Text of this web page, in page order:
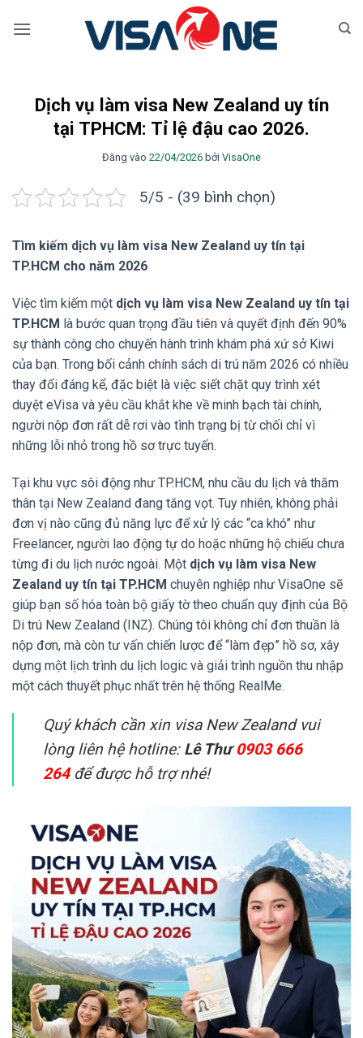
qua
Dịch vụ làm visa New Zealand uy tín
tại TPHCM: Tỉ lệ đậu cao 2026.
Đăng vào 22/04/2026 bởi VisaOne
5/5 - (39 bình chọn)
Tìm kiếm dịch vụ làm visa New Zealand uy tín tại
TP.HCM cho năm 2026
Việc tìm kiếm một dịch vụ làm visa New Zealand uy tín tại
TP.HCM là bước quan trọng đầu tiên và quyết định đến 90%
sự thành công cho chuyến hành trình khám phá xứ sở Kiwi
của bạn. Trong bối cảnh chính sách di trú năm 2026 có nhiều
thay đổi đáng kể, đặc biệt là việc siết chặt quy trình xét
duyệt eVisa và yêu cầu khắt khe về minh bạch tài chính,
người nộp đơn rất dễ rơi vào tình trạng bị từ chối chỉ vì
những lỗi nhỏ trong hồ sơ trực tuyến.
Tại khu vực sôi động như TP.HCM, nhu cầu du lịch và thăm
thân tại New Zealand đang tăng vọt. Tuy nhiên, không phải
đơn vị nào cũng đủ năng lực để xử lý các “ca khó” như
Freelancer, người lao động tự do hoặc những hộ chiếu chưa
từng đi du lịch nước ngoài. Một dịch vụ làm visa New
Zealand uy tín tại TP.HCM chuyên nghiệp như VisaOne sẽ
giúp bạn số hóa toàn bộ giấy tờ theo chuẩn quy định của Bộ
Di trú New Zealand (INZ). Chúng tôi không chỉ đơn thuần là
nộp đơn, mà còn tư vấn chiến lược để “làm đẹp” hồ sơ, xây
dựng một lịch trình du lịch logic và giải trình nguồn thu nhập
một cách thuyết phục nhất trên hệ thống RealMe.
Quý khách cần xin visa New Zealand vui
lòng liên hệ hotline: Lê Thư 0903 666
264để được hỗ trợ nhé!